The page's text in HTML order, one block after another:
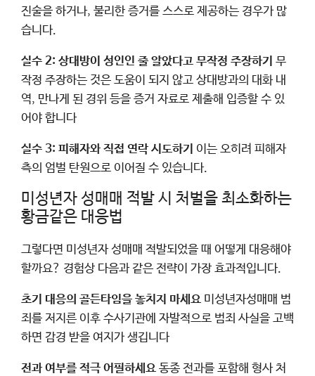
진술을 하거나, 불리한 증거를 스스로 제공하는 경우가 많
습니다.
실수 2: 상대방이 성인인 줄 알았다고 무작정 주장하기 무
작정 주장하는 것은 도움이 되지 않고 상대방과의 대화 내
역, 만나게 된 경위 등을 증거 자료로 제출해 입증할 수 있
어야 합니다
실수 3: 피해자와 직접 연락 시도하기 이는 오히려 피해자
측의 엄벌 탄원으로 이어질 수 있습니다.
미성년자 성매매 적발 시 처벌을 최소화하는
황금같은 대응법
그렇다면 미성년자 성매매 적발되었을 때 어떻게 대응해야
할까요? 경험상 다음과 같은 전략이 가장 효과적입니다.
초기 대응의 골든타임을 놓치지 마세요 미성년자성매매 범
죄를 저지른 이후 수사기관에 자발적으로 범죄 사실을 고백
하면 감경 받을 여지가 생깁니다
전과 여부를 적극 어필하세요 동종 전과를 포함해 형사 처